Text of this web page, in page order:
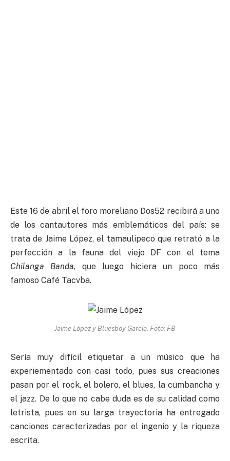
Este 16 de abril el foro moreliano Dos52 recibirá a uno
de los cantautores más emblemáticos del país: se
trata de Jaime López, el tamaulipeco que retrató a la
perfección a la fauna del viejo DF con el tema
Chilanga Banda, que luego hiciera un poco más
famoso Café Tacvba.
Jaime López y Bluesboy García. Foto: FB
Sería muy difícil etiquetar a un músico que ha
experiementado con casi todo, pues sus creaciones
pasan por el rock, el bolero, el blues, la cumbancha y
el jazz. De lo que no cabe duda es de su calidad como
letrista, pues en su larga trayectoria ha entregado
canciones caracterizadas por el ingenio y la riqueza
escrita.